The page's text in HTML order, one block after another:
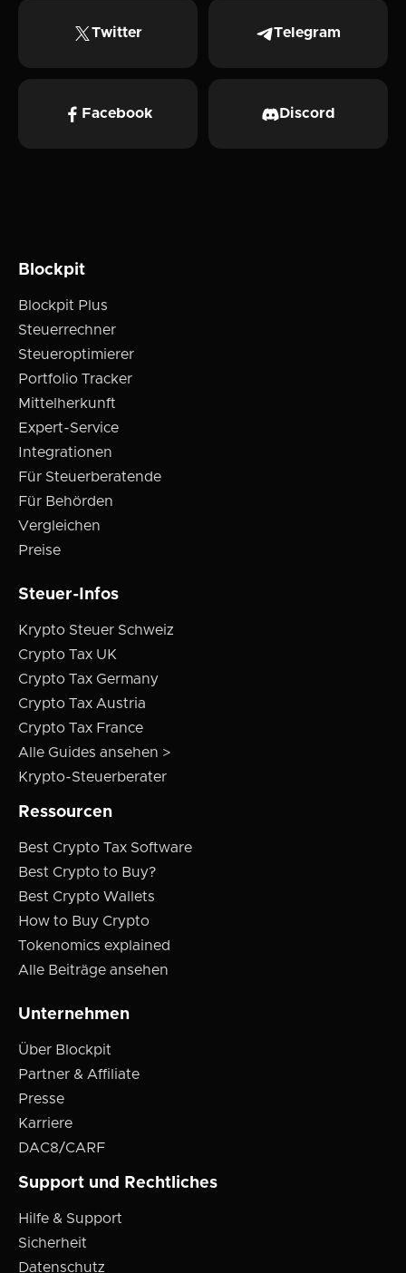
Twitter Telegram
Facebook Discord
Blockpit
Blockpit Plus
Steuerrechner
Steueroptimierer
Portfolio Tracker
Mittelherkunft
Expert-Service
Integrationen
Für Steuerberatende
Für Behörden
Vergleichen
Preise
Steuer-Infos
Krypto Steuer Schweiz
Crypto Tax UK
Crypto Tax Germany
Crypto Tax Austria
Crypto Tax France
Alle Guides ansehen >
Krypto-Steuerberater
Ressourcen
Best Crypto Tax Software
Best Crypto to Buy?
Best Crypto Wallets
How to Buy Crypto
Tokenomics explained
Alle Beiträge ansehen
Unternehmen
Über Blockpit
Partner & Affiliate
Presse
Karriere
DAC8/CARF
Support und Rechtliches
Hilfe & Support
Sicherheit
Datenschutz